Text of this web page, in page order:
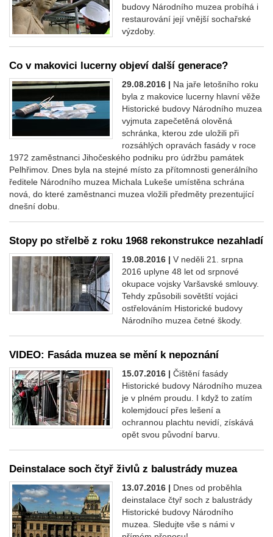
budovy Národního muzea probíhá i
restaurování její vnější sochařské
výzdoby.
Co v makovici lucerny objeví další generace?
29.08.2016 | Na jaře letošního roku
byla z makovice lucerny hlavní věže
Historické budovy Národního muzea
vyjmuta zapečetěná olověná
schránka, kterou zde uložili při
rozsáhlých opravách fasády v roce
1972 zaměstnanci Jihočeského podniku pro údržbu památek
Pelhřimov. Dnes byla na stejné místo za přítomnosti generálního
ředitele Národního muzea Michala Lukeše umístěna schrána
nová, do které zaměstnanci muzea vložili předměty prezentující
dnešní dobu.
Stopy po střelbě z roku 1968 rekonstrukce nezahladí
19.08.2016 | V neděli 21. srpna
2016 uplyne 48 let od srpnové
okupace vojsky Varšavské smlouvy.
Tehdy způsobili sovětští vojáci
ostřelováním Historické budovy
Národního muzea četné škody.
VIDEO: Fasáda muzea se mění k nepoznání
15.07.2016 | Čištění fasády
Historické budovy Národního muzea
je v plném proudu. I když to zatím
kolemjdoucí přes lešení a
ochrannou plachtu nevidí, získává
opět svou původní barvu.
Deinstalace soch čtyř živlů z balustrády muzea
13.07.2016 | Dnes od proběhla
deinstalace čtyř soch z balustrády
Historické budovy Národního
muzea. Sledujte vše s námi v